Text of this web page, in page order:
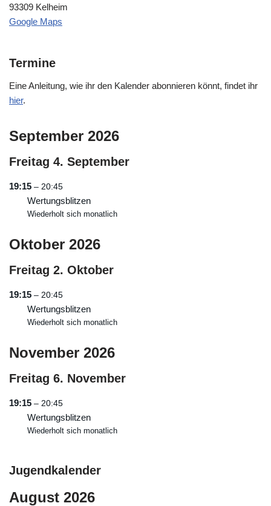
93309 Kelheim
Google Maps
Termine
Eine Anleitung, wie ihr den Kalender abonnieren könnt, findet ihr
hier.
September 2026
Freitag 4. September
19:15 – 20:45
Wertungsblitzen
Wiederholt sich monatlich
Oktober 2026
Freitag 2. Oktober
19:15 – 20:45
Wertungsblitzen
Wiederholt sich monatlich
November 2026
Freitag 6. November
19:15 – 20:45
Wertungsblitzen
Wiederholt sich monatlich
Jugendkalender
August 2026